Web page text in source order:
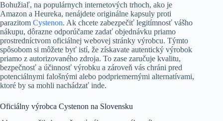
Bohužiaľ, na populárnych internetových trhoch, ako je
Amazon a Heureka, nenájdete originálne kapsuly proti
parazitom Cystenon. Ak chcete zabezpečiť legitímnosť vášho
nákupu, dôrazne odporúčame zadať objednávku priamo
prostredníctvom oficiálnej webovej stránky výrobcu. Týmto
spôsobom si môžete byť istí, že získavate autentický výrobok
priamo z autorizovaného zdroja. To zase zaručuje kvalitu,
bezpečnosť a účinnosť výrobku a zároveň vás chráni pred
potenciálnymi falošnými alebo podpriemernými alternatívami,
ktoré by sa mohli nachádzať inde.
Oficiálny výrobca Cystenon na Slovensku